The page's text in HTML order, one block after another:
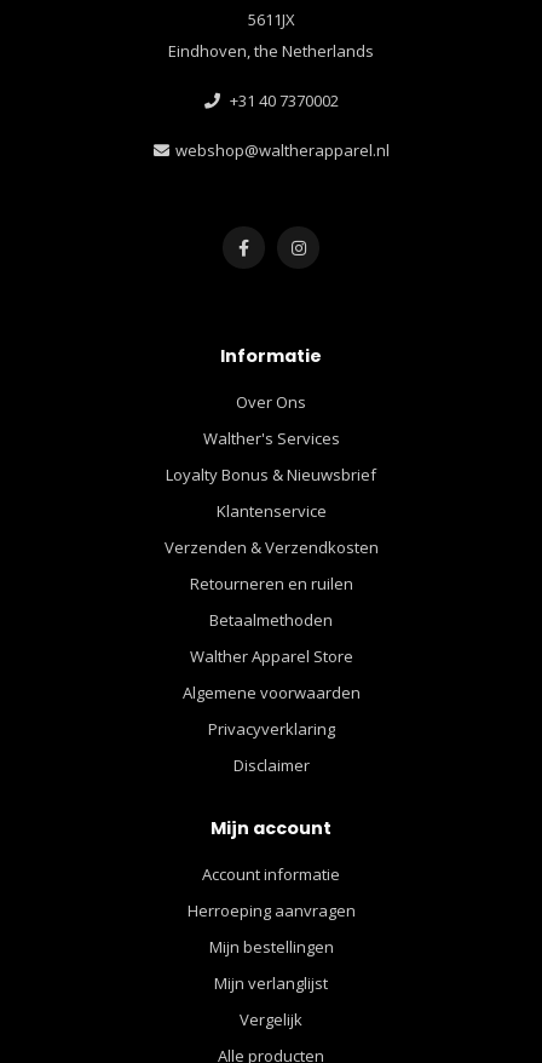
5611JX
Eindhoven, the Netherlands
+31 40 7370002
webshop@waltherapparel.nl
Informatie
Over Ons
Walther's Services
Loyalty Bonus & Nieuwsbrief
Klantenservice
Verzenden & Verzendkosten
Retourneren en ruilen
Betaalmethoden
Walther Apparel Store
Algemene voorwaarden
Privacyverklaring
Disclaimer
Mijn account
Account informatie
Herroeping aanvragen
Mijn bestellingen
Mijn verlanglijst
Vergelijk
Alle producten